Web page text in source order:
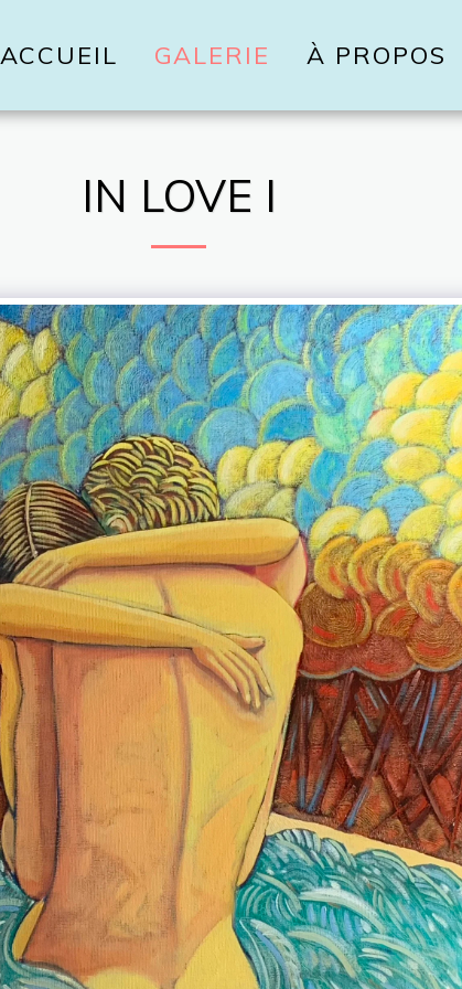
ACCUEIL GALERIE À PROPOS
IN LOVE I